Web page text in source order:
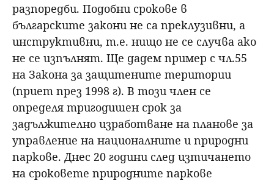
разпоредби. Подобни срокове в
българските закони не са преклузивни, а
инструктивни, т.е. нищо не се случва ако
не се изпълнят. Ще дадем пример с чл.55
на Закона за защитените територии
(приет през 1998 г). В този член се
определя тригодишен срок за
задължително изработване на планове за
управление на националните и природни
паркове. Днес 20 години след изтичането
на сроковете природните паркове